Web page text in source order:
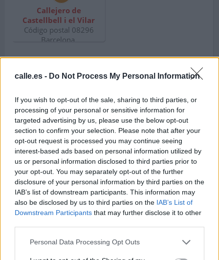
calle.es - Do Not Process My Personal Information
If you wish to opt-out of the sale, sharing to third parties, or
processing of your personal or sensitive information for
targeted advertising by us, please use the below opt-out
section to confirm your selection. Please note that after your
opt-out request is processed you may continue seeing
interest-based ads based on personal information utilized by
us or personal information disclosed to third parties prior to
your opt-out. You may separately opt-out of the further
disclosure of your personal information by third parties on the
IAB’s list of downstream participants. This information may
also be disclosed by us to third parties on the IAB’s List of
Downstream Participants that may further disclose it to other
Personal Data Processing Opt Outs
Callejero de
Castellbell i el Vilar
Código postal 08296
Barcelona.
Castellbisbal
Código postal 08755
Barcelona.
Castelldefels
Código postal 08860
Barcelona.
Callejero de
Castellnou de Bages
Código postal 08251
Barcelona.
Callejero de
Callejero de Castellví